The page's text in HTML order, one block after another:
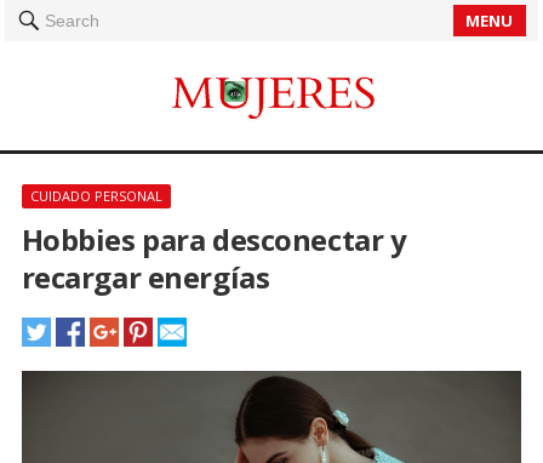
Search MENU
CUIDADO PERSONAL
Hobbies para desconectar y
recargar energías